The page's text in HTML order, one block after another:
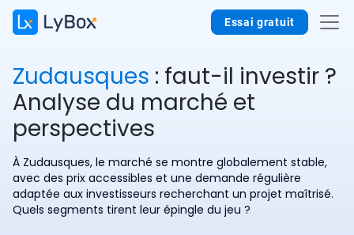
Essai gratuit
Zudausques : faut-il investir ?
Analyse du marché et
perspectives
À Zudausques, le marché se montre globalement stable,
avec des prix accessibles et une demande régulière
adaptée aux investisseurs recherchant un projet maîtrisé.
Quels segments tirent leur épingle du jeu ?